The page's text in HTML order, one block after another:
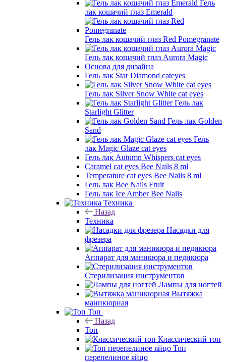
Гель
лак кошачий глаз Emerald
Гель лак кошачий глаз Red Pomegranate
Гель лак кошачий глаз Aurora Magic
Основа для дизайна
Гель лак Star Diamond cateyes
Гель лак Silver Snow White cat eyes
Гель лак
Starlight Glitter
Гель лак Golden
Sand
Гель
лак Magic Glaze cat eyes
Гель лак Autumn Whispers cat eyes
Caramel cat eyes Bee Nails 8 ml
Temperature cat eyes Bee Nails 8 ml
Гель лак Bee Nails Fruit
Гель лак Ice Amber Bee Nails
Техника
Назад
Техника
Насадки для
фрезера
Аппарат для маникюра и педикюра
Стерилизация инструментов
Лампы для ногтей
Вытяжка
маникюрная
Топ
Назад
Топ
Классический топ
Топ
перепелиное яйцо